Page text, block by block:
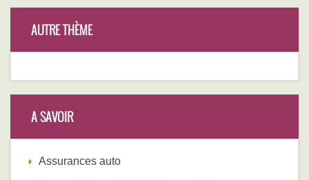
AUTRE THÈME
A SAVOIR
Assurances auto